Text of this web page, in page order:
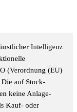
Intelligenz
(Verordnung (EU)
Die auf Stock-
keine Anlage-
Kauf- oder